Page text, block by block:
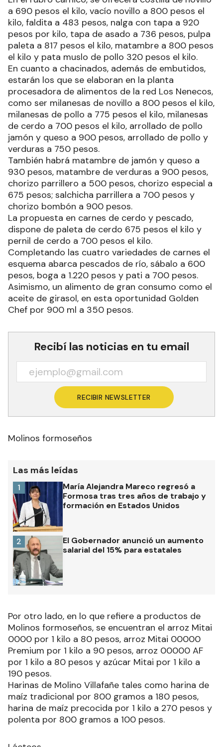
a 690 pesos el kilo, vacío novillo a 800 pesos el
kilo, faldita a 483 pesos, nalga con tapa a 920
pesos por kilo, tapa de asado a 736 pesos, pulpa
paleta a 817 pesos el kilo, matambre a 800 pesos
el kilo y pata muslo de pollo 320 pesos el kilo.
En cuanto a chacinados, además de embutidos,
estarán los que se elaboran en la planta
procesadora de alimentos de la red Los Nenecos,
como ser milanesas de novillo a 800 pesos el kilo,
milanesas de pollo a 775 pesos el kilo, milanesas
de cerdo a 700 pesos el kilo, arrollado de pollo
jamón y queso a 900 pesos, arrollado de pollo y
verduras a 750 pesos.
También habrá matambre de jamón y queso a
930 pesos, matambre de verduras a 900 pesos,
chorizo parrillero a 500 pesos, chorizo especial a
675 pesos; salchicha parrillera a 700 pesos y
chorizo bombón a 900 pesos.
La propuesta en carnes de cerdo y pescado,
dispone de paleta de cerdo 675 pesos el kilo y
pernil de cerdo a 700 pesos el kilo.
Completando las cuatro variedades de carnes el
esquema abarca pescados de río, sábalo a 600
pesos, boga a 1.220 pesos y pati a 700 pesos.
Asimismo, un alimento de gran consumo como el
aceite de girasol, en esta oportunidad Golden
Chef por 900 ml a 350 pesos.
Recibí las noticias en tu email
RECIBIR NEWSLETTER
Molinos formoseños
Las más leídas
María Alejandra Mareco regresó a
Formosa tras tres años de trabajo y
formación en Estados Unidos
1
El Gobernador anunció un aumento
salarial del 15% para estatales
2
Por otro lado, en lo que refiere a productos de
Molinos formoseños, se encuentran el arroz Mitai
0000 por 1 kilo a 80 pesos, arroz Mitai 00000
Premium por 1 kilo a 90 pesos, arroz 00000 AF
por 1 kilo a 80 pesos y azúcar Mitai por 1 kilo a
190 pesos.
Harinas de Molino Villafañe tales como harina de
maíz tradicional por 800 gramos a 180 pesos,
harina de maíz precocida por 1 kilo a 270 pesos y
polenta por 800 gramos a 100 pesos.